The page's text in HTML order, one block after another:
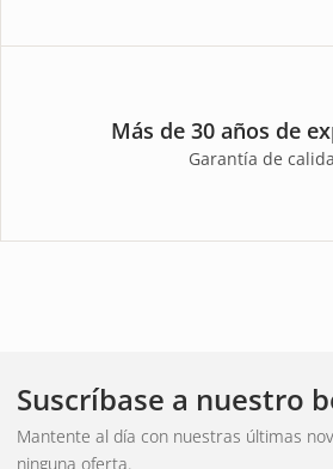
Más de 30 años de
Garantía de
Suscríbase a nuestro
Mantente al día con nuestras últimas
ninguna oferta.